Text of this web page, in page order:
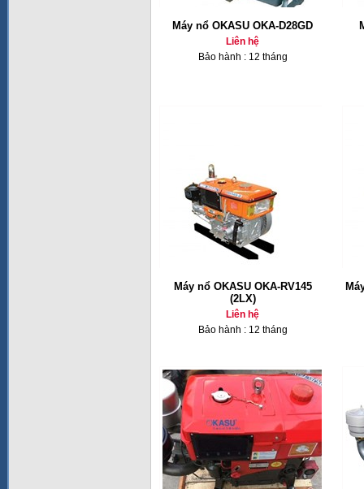
Máy nổ OKASU OKA-D28GD
Liên hệ
Bảo hành : 12 tháng
Máy nổ OKASU OKA-RV145
(2LX)
Liên hệ
Bảo hành : 12 tháng